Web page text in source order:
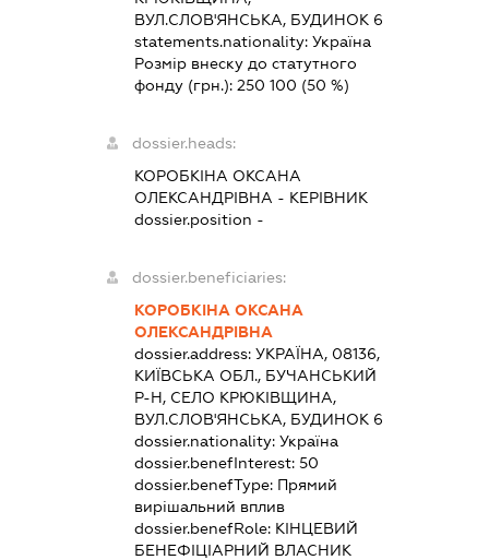
ВУЛ.СЛОВ'ЯНСЬКА, БУДИНОК 6
statements.nationality:Україна
Розмір внеску до статутного
фонду (грн.):250 100 (50 %)
dossier.heads:
КОРОБКІНА ОКСАНА
ОЛЕКСАНДРІВНА - КЕРІВНИК
dossier.position -
dossier.beneficiaries:
КОРОБКІНА ОКСАНА
ОЛЕКСАНДРІВНА
dossier.address:УКРАЇНА, 08136,
КИЇВСЬКА ОБЛ., БУЧАНСЬКИЙ
Р-Н, СЕЛО КРЮКІВЩИНА,
ВУЛ.СЛОВ'ЯНСЬКА, БУДИНОК 6
dossier.nationality:Україна
dossier.benefInterest:50
dossier.benefType: Прямий
вирішальний вплив
dossier.benefRole: КІНЦЕВИЙ
БЕНЕФІЦІАРНИЙ ВЛАСНИК